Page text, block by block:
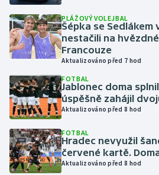
Judo
Krasobruslení
Lyže a snowboard
Moderní pětiboj
Motorsport
PLÁŽOVÝ VOLEJBAL
Šépka se Sedlákem
nestačili na
Francouze
Aktualizováno před 7 hod
FOTBAL
Jablonec doma
úspěšně zahájil
Aktualizováno před 8 hod
FOTBAL
Hradec nevyužil
červené kartě.
Aktualizováno před 8 hod